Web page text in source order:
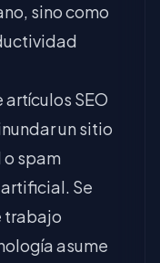
sino como
SEO
un sitio
spam
Se
trabajo
asume